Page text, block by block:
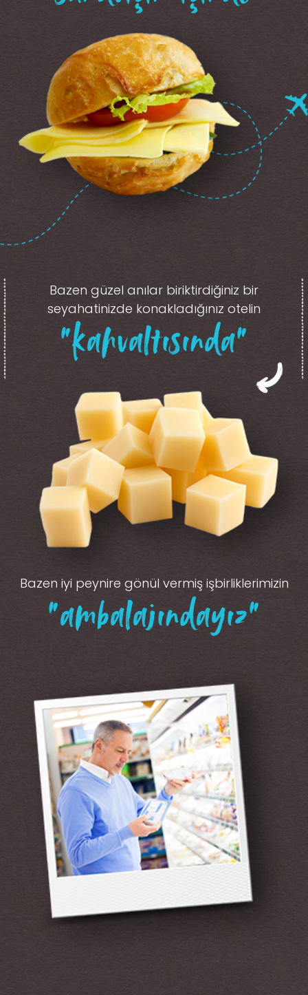
Bazen güzel anılar biriktirdiğiniz bir
seyahatinizde konakladığınız otelin
“kahvaltısında”
Bazen iyi peynire gönül vermiş işbirliklerimizin
“ambalajındayız”